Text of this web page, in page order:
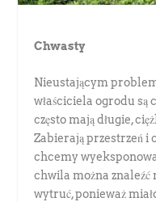
Chwasty
Nieustającym
właściciela ogrodu są
często mają długie,
Zabierają przestrzeń i
chcemy
chwila można znaleźć
wytruć, ponieważ